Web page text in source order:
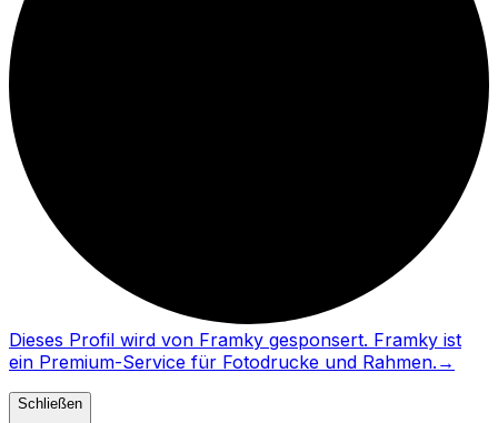
Dieses Profil wird von Framky gesponsert. Framky ist
ein Premium-Service für Fotodrucke und Rahmen. →
Schließen